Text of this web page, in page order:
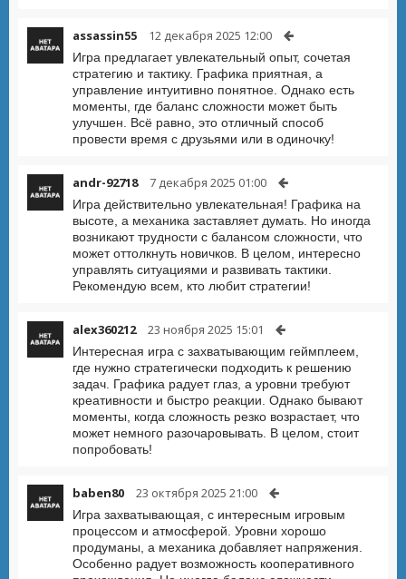
assassin55 12 декабря 2025 12:00
Игра предлагает увлекательный опыт, сочетая
стратегию и тактику. Графика приятная, а
управление интуитивно понятное. Однако есть
моменты, где баланс сложности может быть
улучшен. Всё равно, это отличный способ
провести время с друзьями или в одиночку!
andr-92718 7 декабря 2025 01:00
Игра действительно увлекательная! Графика на
высоте, а механика заставляет думать. Но иногда
возникают трудности с балансом сложности, что
может оттолкнуть новичков. В целом, интересно
управлять ситуациями и развивать тактики.
Рекомендую всем, кто любит стратегии!
alex360212 23 ноября 2025 15:01
Интересная игра с захватывающим геймплеем,
где нужно стратегически подходить к решению
задач. Графика радует глаз, а уровни требуют
креативности и быстро реакции. Однако бывают
моменты, когда сложность резко возрастает, что
может немного разочаровывать. В целом, стоит
попробовать!
baben80 23 октября 2025 21:00
Игра захватывающая, с интересным игровым
процессом и атмосферой. Уровни хорошо
продуманы, а механика добавляет напряжения.
Особенно радует возможность кооперативного